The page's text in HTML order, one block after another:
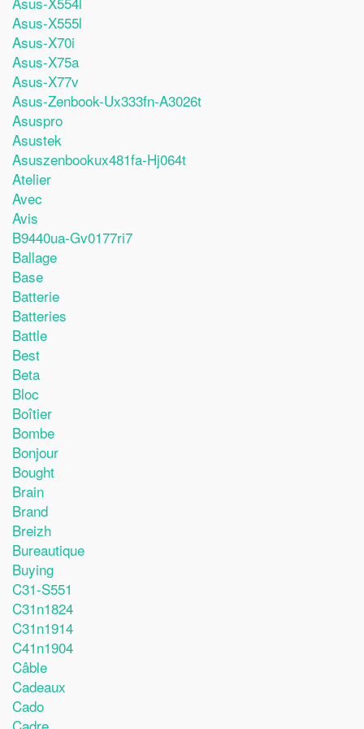
Asus-X555l
Asus-X70i
Asus-X75a
Asus-X77v
Asus-Zenbook-Ux333fn-A3026t
Asuspro
Asustek
Asuszenbookux481fa-Hj064t
Atelier
Avec
Avis
B9440ua-Gv0177ri7
Ballage
Base
Batterie
Batteries
Battle
Best
Beta
Bloc
Boîtier
Bombe
Bonjour
Bought
Brain
Brand
Breizh
Bureautique
Buying
C31-S551
C31n1824
C31n1914
C41n1904
Câble
Cadeaux
Cado